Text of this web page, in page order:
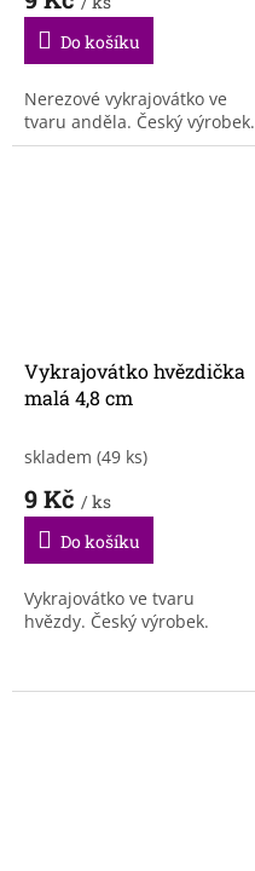
Do košíku
Nerezové vykrajovátko ve
tvaru anděla. Český výrobek.
Vykrajovátko hvězdička
malá 4,8 cm
skladem (49 ks)
9 Kč / ks
Do košíku
Vykrajovátko ve tvaru
hvězdy. Český výrobek.